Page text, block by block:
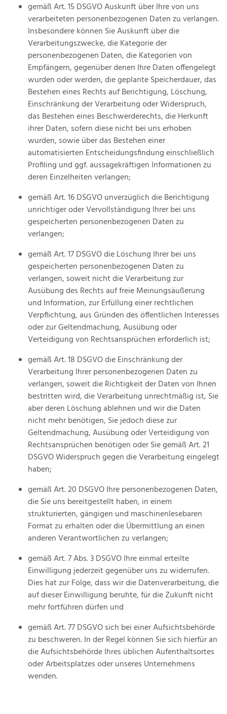
gemäß Art. 15 DSGVO Auskunft über Ihre von uns
verarbeiteten personenbezogenen Daten zu verlangen.
Insbesondere können Sie Auskunft über die
Verarbeitungszwecke, die Kategorie der
personenbezogenen Daten, die Kategorien von
Empfängern, gegenüber denen Ihre Daten offengelegt
wurden oder werden, die geplante Speicherdauer, das
Bestehen eines Rechts auf Berichtigung, Löschung,
Einschränkung der Verarbeitung oder Widerspruch,
das Bestehen eines Beschwerderechts, die Herkunft
ihrer Daten, sofern diese nicht bei uns erhoben
wurden, sowie über das Bestehen einer
automatisierten Entscheidungsfindung einschließlich
Profiling und ggf. aussagekräftigen Informationen zu
deren Einzelheiten verlangen;
gemäß Art. 16 DSGVO unverzüglich die Berichtigung
unrichtiger oder Vervollständigung Ihrer bei uns
gespeicherten personenbezogenen Daten zu
verlangen;
gemäß Art. 17 DSGVO die Löschung Ihrer bei uns
gespeicherten personenbezogenen Daten zu
verlangen, soweit nicht die Verarbeitung zur
Ausübung des Rechts auf freie Meinungsäußerung
und Information, zur Erfüllung einer rechtlichen
Verpflichtung, aus Gründen des öffentlichen Interesses
oder zur Geltendmachung, Ausübung oder
Verteidigung von Rechtsansprüchen erforderlich ist;
gemäß Art. 18 DSGVO die Einschränkung der
Verarbeitung Ihrer personenbezogenen Daten zu
verlangen, soweit die Richtigkeit der Daten von Ihnen
bestritten wird, die Verarbeitung unrechtmäßig ist, Sie
aber deren Löschung ablehnen und wir die Daten
nicht mehr benötigen, Sie jedoch diese zur
Geltendmachung, Ausübung oder Verteidigung von
Rechtsansprüchen benötigen oder Sie gemäß Art. 21
DSGVO Widerspruch gegen die Verarbeitung eingelegt
haben;
gemäß Art. 20 DSGVO Ihre personenbezogenen Daten,
die Sie uns bereitgestellt haben, in einem
strukturierten, gängigen und maschinenlesebaren
Format zu erhalten oder die Übermittlung an einen
anderen Verantwortlichen zu verlangen;
gemäß Art. 7 Abs. 3 DSGVO Ihre einmal erteilte
Einwilligung jederzeit gegenüber uns zu widerrufen.
Dies hat zur Folge, dass wir die Datenverarbeitung, die
auf dieser Einwilligung beruhte, für die Zukunft nicht
mehr fortführen dürfen und
gemäß Art. 77 DSGVO sich bei einer Aufsichtsbehörde
zu beschweren. In der Regel können Sie sich hierfür an
die Aufsichtsbehörde Ihres üblichen Aufenthaltsortes
oder Arbeitsplatzes oder unseres Unternehmens
wenden.